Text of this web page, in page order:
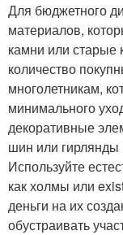
Для бюджетного
материалов,
камни или старые
количество
многолетникам,
минимального
декоративные
шин или
Используйте
как холмы или
деньги на их
обустраивать